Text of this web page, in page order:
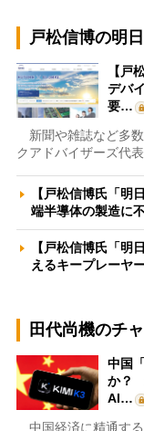
戸松信博の明
【戸
デバ
要…
新聞や雑誌など多
クアドバイザーズ代
【戸松信博氏「明
端半導体の製造に
【戸松信博氏「明
えるキープレー
田代尚機のチ
中国
か？
AI…
中国経済に精通す